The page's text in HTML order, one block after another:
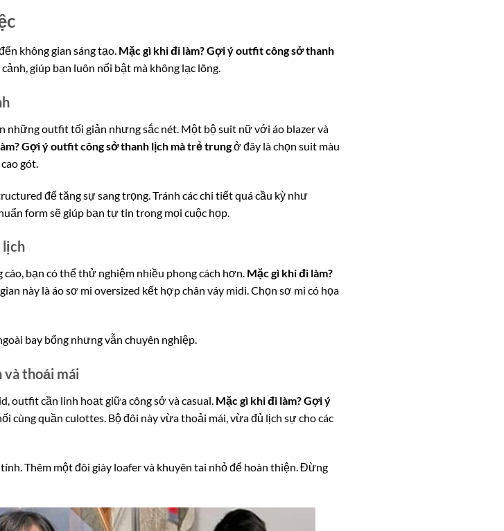
không gian sáng tạo. Mặc gì khi đi làm? Gợi ý outfit công sở thanh
giúp bạn luôn nổi bật mà không lạc lõng.
những outfit tối giản nhưng sắc nét. Một bộ suit nữ với áo blazer và
Gợi ý outfit công sở thanh lịch mà trẻ trungở đây là chọn suit màu
gót.
để tăng sự sang trọng. Tránh các chi tiết quá cầu kỳ như
form sẽ giúp bạn tự tin trong mọi cuộc họp.
lịch
bạn có thể thử nghiệm nhiều phong cách hơn. Mặc gì khi đi làm?
này là áo sơ mi oversized kết hợp chân váy midi. Chọn sơ mi có họa
bay bổng nhưng vẫn chuyên nghiệp.
và thoải mái
outfit cần linh hoạt giữa công sở và casual. Mặc gì khi đi làm? Gợi ý
cùng quần culottes. Bộ đôi này vừa thoải mái, vừa đủ lịch sự cho các
Thêm một đôi giày loafer và khuyên tai nhỏ để hoàn thiện. Đừng